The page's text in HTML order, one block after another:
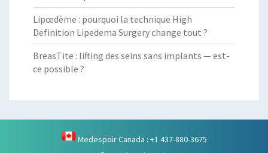
Lipœdème : pourquoi la technique High
Definition Lipedema Surgery change tout ?
BreasTite : lifting des seins sans implants — est-
ce possible ?
Medespoir Canada : +1 437-880-3675